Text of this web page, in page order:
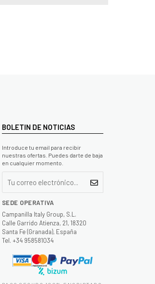
BOLETIN DE NOTICIAS
Introduce tu email para recibir
nuestras ofertas. Puedes darte de baja
en cualquier momento.
SEDE OPERATIVA
Campanilla Italy Group, S.L.
Calle Garrido Atienza, 21, 18320
Santa Fe (Granada), España
Tel. +34 958581034